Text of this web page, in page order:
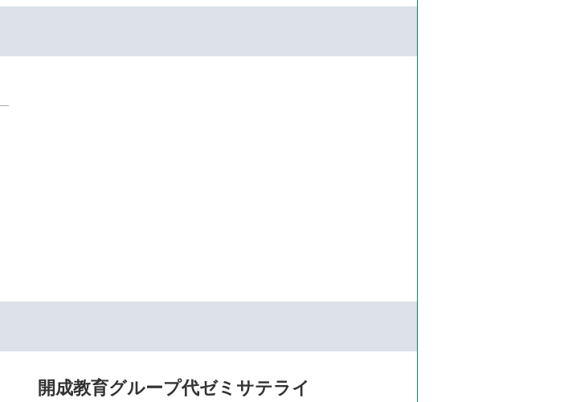
開成教育グループ代ゼミサテライ